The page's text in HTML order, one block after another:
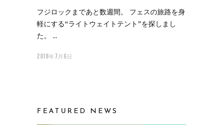
フジロックまであと数週間。 フェスの旅路を身
軽にする“ライトウェイトテント”を探しまし
た。
2018年7月6日
FEATURED NEWS